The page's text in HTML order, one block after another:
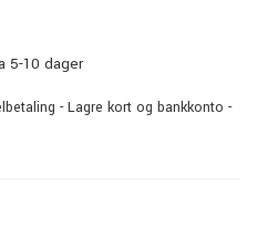
5-10 dager
- Lagre kort og bankkonto -